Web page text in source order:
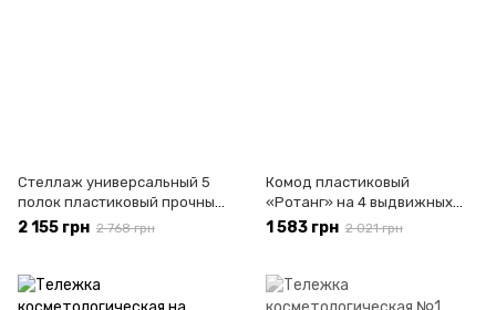
Стеллаж универсальный 5
полок пластиковый прочный
и устойчевый 179,5×81,5×36,5
2 155 грн 2 768 грн
Комод пластиковый
«Ротанг» на 4 выдвижных
ящика 45,5 x 39,0 x 95,5 см,
1 583 грн 2 021 грн